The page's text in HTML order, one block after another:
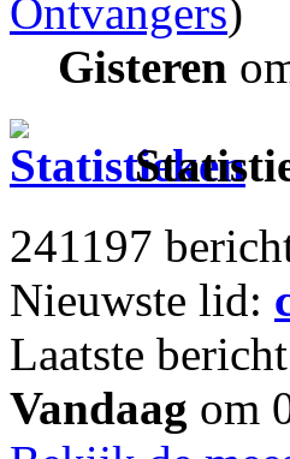
Ontvangers)
Gisteren
241197
Nieuwste lid:
Laatste
Vandaag om